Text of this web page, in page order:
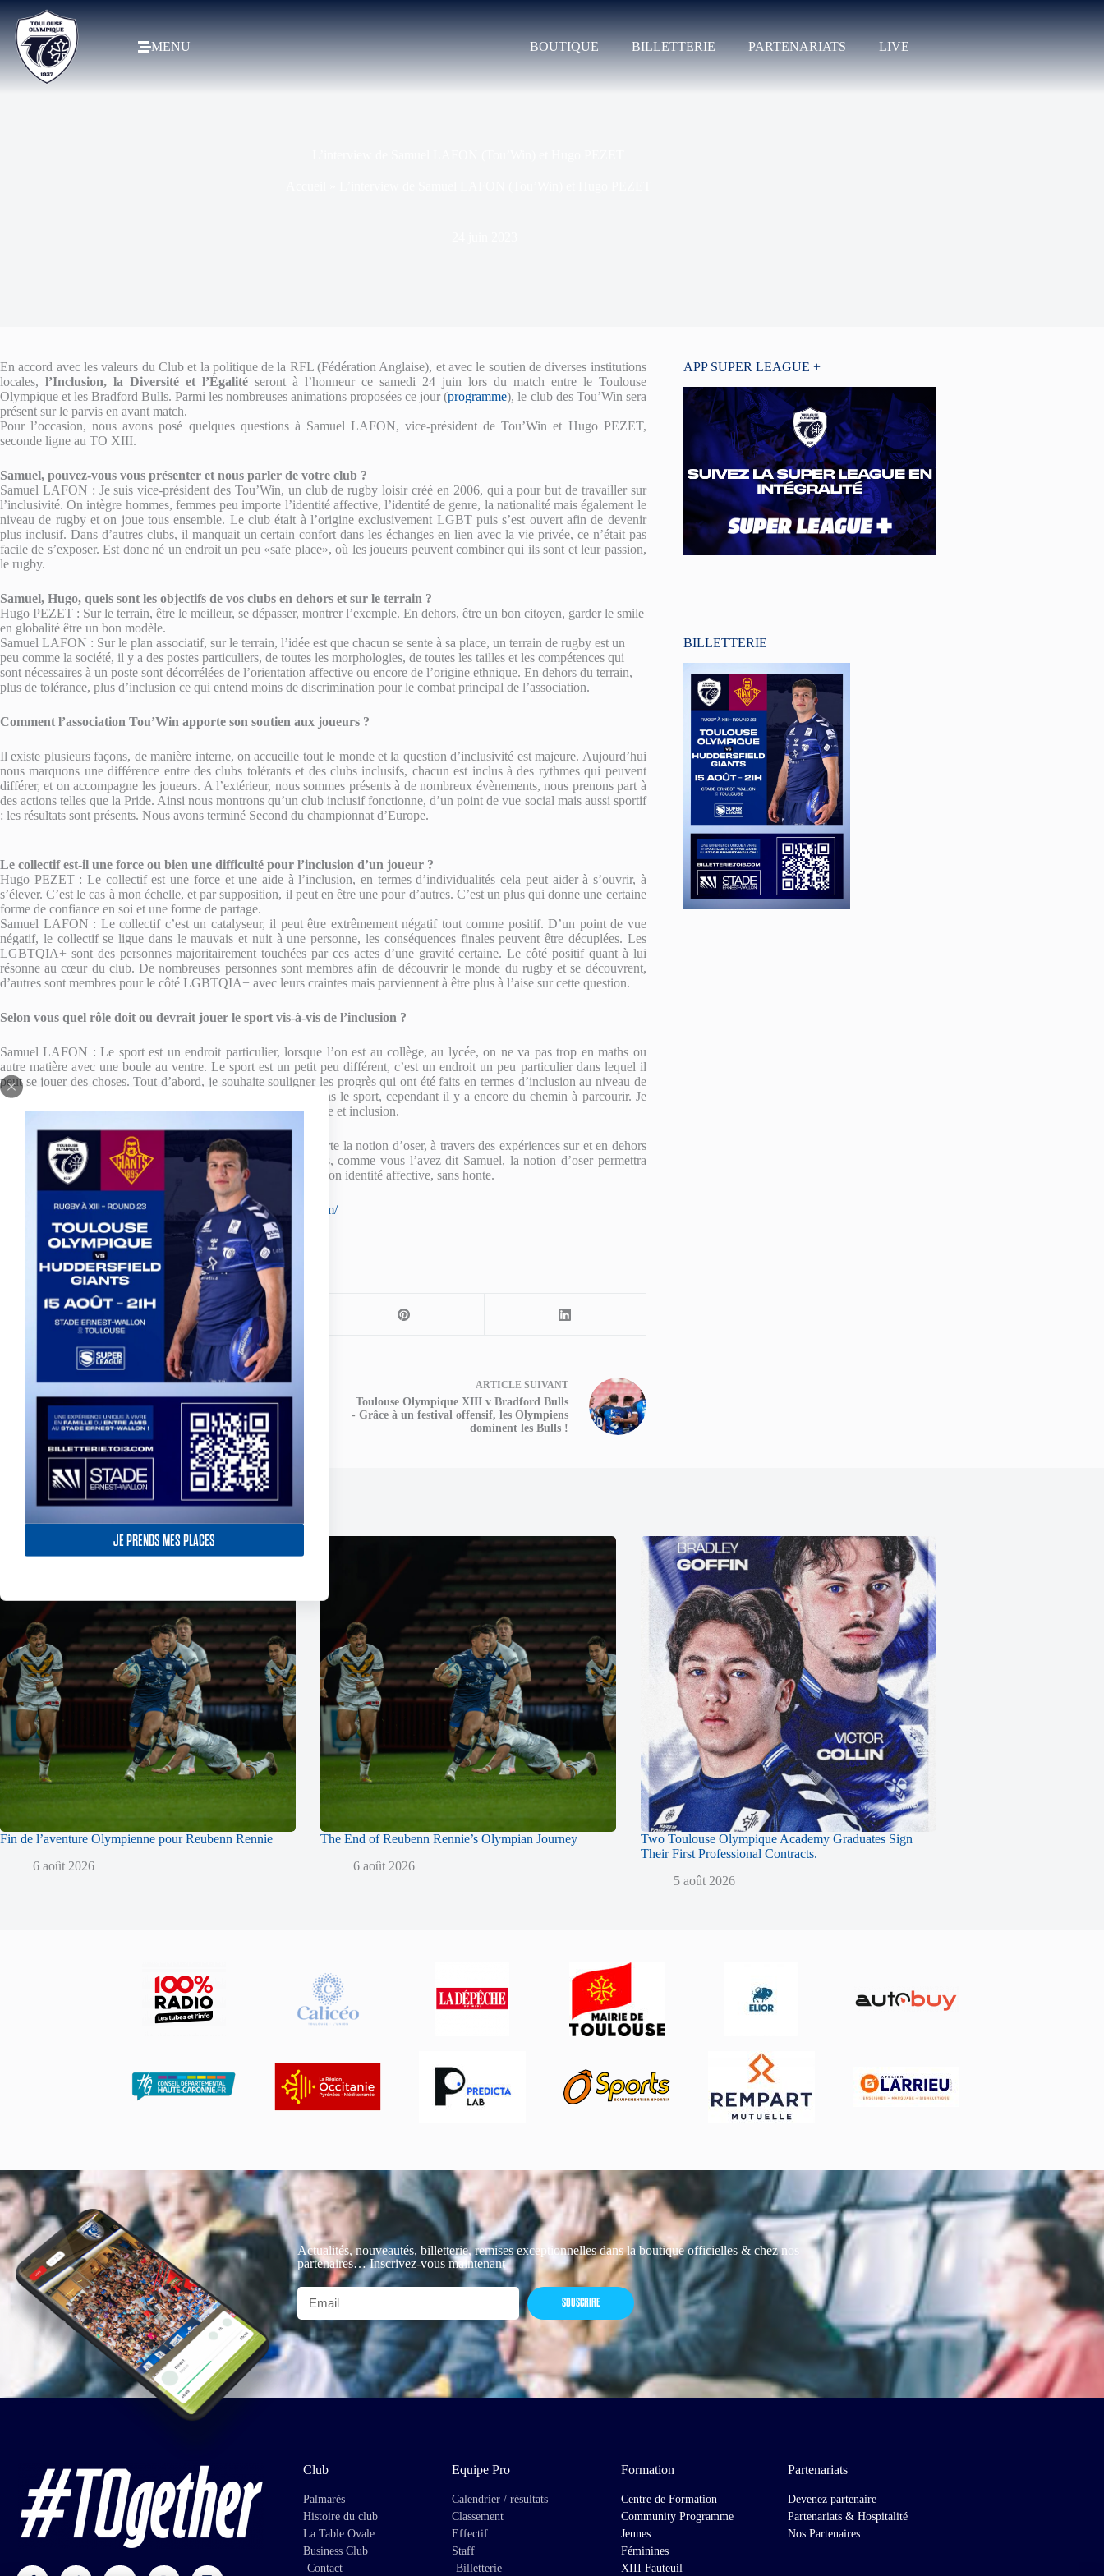
JE PRENDS MES PLACES
MENU BOUTIQUE BILLETTERIE PARTENARIATS LIVE
En accord avec les valeurs du Club et la politique de la RFL (Fédération Anglaise), et avec le soutien de diverses institutions
locales, l’Inclusion, la Diversité et l’Égalitéseront à l’honneur ce samedi 24 juin lors du match entre le Toulouse
Olympique et les Bradford Bulls. Parmi les nombreuses animations proposées ce jour (programme), le club des Tou’Win sera
présent sur le parvis en avant match.
Pour l’occasion, nous avons posé quelques questions à Samuel LAFON, vice-président de Tou’Win et Hugo PEZET,
seconde ligne au TO XIII.
Samuel, pouvez-vous vous présenter et nous parler de votre club ?
Samuel LAFON : Je suis vice-président des Tou’Win, un club de rugby loisir créé en 2006, qui a pour but de travailler sur
l’inclusivité. On intègre hommes, femmes peu importe l’identité affective, l’identité de genre, la nationalité mais également le
niveau de rugby et on joue tous ensemble. Le club était à l’origine exclusivement LGBT puis s’est ouvert afin de devenir
plus inclusif. Dans d’autres clubs, il manquait un certain confort dans les échanges en lien avec la vie privée, ce n’était pas
facile de s’exposer. Est donc né un endroit un peu «safe place», où les joueurs peuvent combiner qui ils sont et leur passion,
le rugby.
Samuel, Hugo, quels sont les objectifs de vos clubs en dehors et sur le terrain ?
Hugo PEZET : Sur le terrain, être le meilleur, se dépasser, montrer l’exemple. En dehors, être un bon citoyen, garder le smile
en globalité être un bon modèle.
Samuel LAFON : Sur le plan associatif, sur le terrain, l’idée est que chacun se sente à sa place, un terrain de rugby est un
peu comme la société, il y a des postes particuliers, de toutes les morphologies, de toutes les tailles et les compétences qui
sont nécessaires à un poste sont décorrélées de l’orientation affective ou encore de l’origine ethnique. En dehors du terrain,
plus de tolérance, plus d’inclusion ce qui entend moins de discrimination pour le combat principal de l’association.
Comment l’association Tou’Win apporte son soutien aux joueurs ?
Il existe plusieurs façons, de manière interne, on accueille tout le monde et la question d’inclusivité est majeure. Aujourd’hui
nous marquons une différence entre des clubs tolérants et des clubs inclusifs, chacun est inclus à des rythmes qui peuvent
différer, et on accompagne les joueurs. A l’extérieur, nous sommes présents à de nombreux évènements, nous prenons part à
des actions telles que la Pride. Ainsi nous montrons qu’un club inclusif fonctionne, d’un point de vue social mais aussi sportif
: les résultats sont présents. Nous avons terminé Second du championnat d’Europe.
Le collectif est-il une force ou bien une difficulté pour l’inclusion d’un joueur ?
Hugo PEZET : Le collectif est une force et une aide à l’inclusion, en termes d’individualités cela peut aider à s’ouvrir, à
s’élever. C’est le cas à mon échelle, et par supposition, il peut en être une pour d’autres. C’est un plus qui donne une certaine
forme de confiance en soi et une forme de partage.
Samuel LAFON : Le collectif c’est un catalyseur, il peut être extrêmement négatif tout comme positif. D’un point de vue
négatif, le collectif se ligue dans le mauvais et nuit à une personne, les conséquences finales peuvent être décuplées. Les
LGBTQIA+ sont des personnes majoritairement touchées par ces actes d’une gravité certaine. Le côté positif quant à lui
résonne au cœur du club. De nombreuses personnes sont membres afin de découvrir le monde du rugby et se découvrent,
d’autres sont membres pour le côté LGBTQIA+ avec leurs craintes mais parviennent à être plus à l’aise sur cette question.
Selon vous quel rôle doit ou devrait jouer le sport vis-à-vis de l’inclusion ?
Samuel LAFON : Le sport est un endroit particulier, lorsque l’on est au collège, au lycée, on ne va pas trop en maths ou
autre matière avec une boule au ventre. Le sport est un petit peu différent, c’est un endroit un peu particulier dans lequel il
peut se jouer des choses. Tout d’abord, je souhaite souligner les progrès qui ont été faits en termes d’inclusion au niveau de
l’homophobie, beaucoup de choses positives se produisent dans le sport, cependant il y a encore du chemin à parcourir. Je
pense que la prochaine étape est de passer un cap entre tolérance et inclusion.
Hugo PEZET : En tant que joueur, je trouve que le sport apporte la notion d’oser, à travers des expériences sur et en dehors
du terrain, qui permettent d’oser faire plus de choses. De plus, comme vous l’avez dit Samuel, la notion d’oser permettra
peut-être à un sportif plus tard de se montrer et d’oser dévoiler son identité affective, sans honte.
Pour plus d’informations sur Tou’Win : https://www.touwin.com/
Partagez votre amour
ARTICLEPRÉCÉDENT
TO XIII v Bradford Bulls – Le groupe
ARTICLESUIVANT
Toulouse Olympique XIII v Bradford Bulls
- Grâce à un festival offensif, les Olympiens
dominent les Bulls !
APP SUPER LEAGUE +
BILLETTERIE
Fin de l’aventure Olympienne pour Reubenn Rennie
6 août 2026
The End of Reubenn Rennie’s Olympian Journey
6 août 2026
Two Toulouse Olympique Academy Graduates Sign
Their First Professional Contracts.
5 août 2026
Actualités, nouveautés, billetterie, remises exceptionnelles dans la boutique officielles & chez nos
partenaires… Inscrivez-vous maintenant
SOUSCRIRE
Club
Palmarès
Histoire du club
La Table Ovale
Business Club
Contact
Equipe Pro
Calendrier / résultats
Classement
Effectif
Staff
Billetterie
Formation
Centre de Formation
Community Programme
Jeunes
Féminines
XIII Fauteuil
Partenariats
Devenez partenaire
Partenariats & Hospitalité
Nos Partenaires